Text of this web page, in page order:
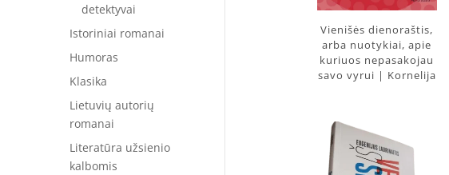
detektyvai
Istoriniai romanai
Humoras
Klasika
Lietuvių autorių
romanai
Literatūra užsienio
kalbomis
Vienišės dienoraštis,
arba nuotykiai, apie
kuriuos nepasakojau
savo vyrui | Kornelija